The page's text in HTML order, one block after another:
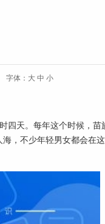
字体： 大 中 小
四天。每年这个时候，苗
，不少年轻男女都会在